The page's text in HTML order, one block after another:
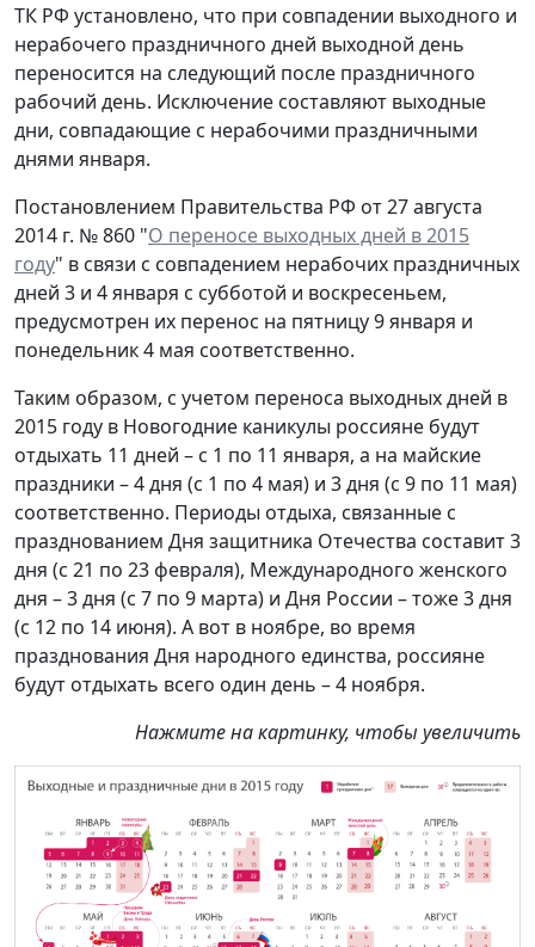
ТК РФ установлено, что при совпадении выходного и
нерабочего праздничного дней выходной день
переносится на следующий после праздничного
рабочий день. Исключение составляют выходные
дни, совпадающие с нерабочими праздничными
днями января.
Постановлением Правительства РФ от 27 августа
2014 г. № 860 "О переносе выходных дней в 2015
году" в связи с совпадением нерабочих праздничных
дней 3 и 4 января с субботой и воскресеньем,
предусмотрен их перенос на пятницу 9 января и
понедельник 4 мая соответственно.
Таким образом, с учетом переноса выходных дней в
2015 году в Новогодние каникулы россияне будут
отдыхать 11 дней – с 1 по 11 января, а на майские
праздники – 4 дня (с 1 по 4 мая) и 3 дня (с 9 по 11 мая)
соответственно. Периоды отдыха, связанные с
празднованием Дня защитника Отечества составит 3
дня (с 21 по 23 февраля), Международного женского
дня – 3 дня (с 7 по 9 марта) и Дня России – тоже 3 дня
(с 12 по 14 июня). А вот в ноябре, во время
празднования Дня народного единства, россияне
будут отдыхать всего один день – 4 ноября.
Нажмите на картинку, чтобы увеличить